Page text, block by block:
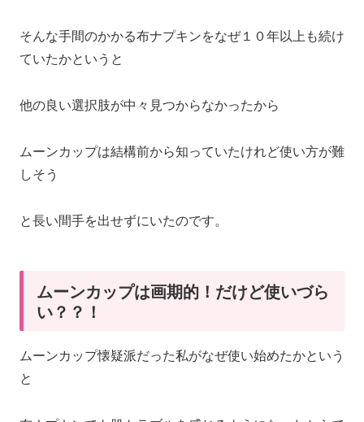
そんな手間のかかる布ナプキンをなぜ１０年以上も続け
ていたかというと
他の良い選択肢が中々見つからなかったから
ムーンカップは結構前から知っていたけれど使い方が難
しそう
と長い間手を出せずにいたのです。
ムーンカップは画期的！だけど使いづら
い？？！
ムーンカップ懐疑派だった私がなぜ使い始めたかという
と